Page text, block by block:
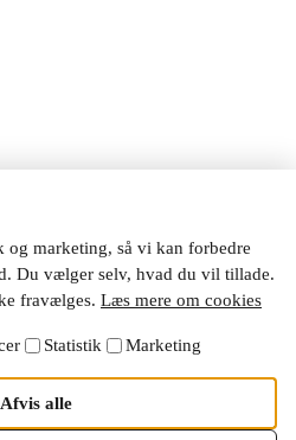
Jeg er ikke
på siden må ikke betragtes som
tabe dine penge, når du investerer.
marketing, så vi kan forbedre
Du vælger selv, hvad du vil tillade.
fravælges. Læs mere om cookies
Statistik Marketing
Afvis alle